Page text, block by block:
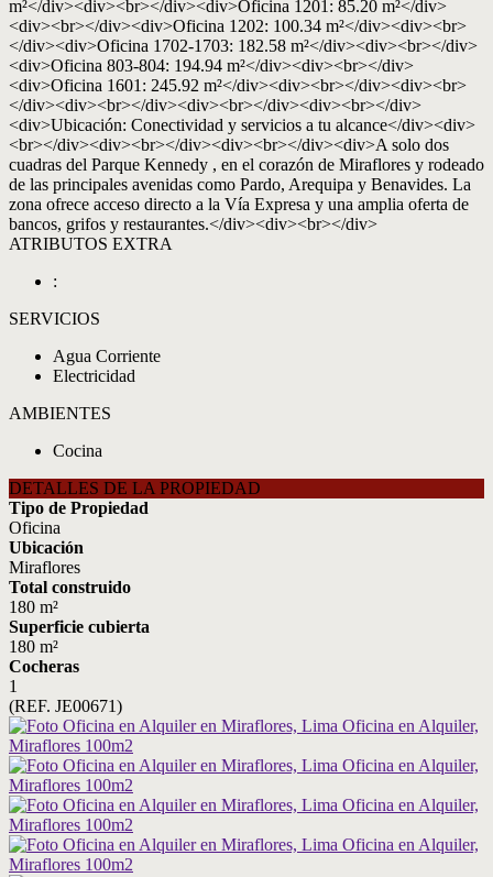
m²</div><div><br></div><div>Oficina 1201: 85.20 m²</div>
<div><br></div><div>Oficina 1202: 100.34 m²</div><div><br>
</div><div>Oficina 1702-1703: 182.58 m²</div><div><br></div>
<div>Oficina 803-804: 194.94 m²</div><div><br></div>
<div>Oficina 1601: 245.92 m²</div><div><br></div><div><br>
</div><div><br></div><div><br></div><div><br></div>
<div>Ubicación: Conectividad y servicios a tu alcance</div><div>
<br></div><div><br></div><div><br></div><div>A solo dos
cuadras del Parque Kennedy , en el corazón de Miraflores y rodeado
de las principales avenidas como Pardo, Arequipa y Benavides. La
zona ofrece acceso directo a la Vía Expresa y una amplia oferta de
bancos, grifos y restaurantes.</div><div><br></div>
ATRIBUTOS EXTRA
:
SERVICIOS
Agua Corriente
Electricidad
AMBIENTES
Cocina
DETALLES DE LA PROPIEDAD
Tipo de Propiedad
Oficina
Ubicación
Miraflores
Total construido
180 m²
Superficie cubierta
180 m²
Cocheras
1
(REF. JE00671)